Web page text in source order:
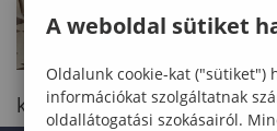
kinyit
A weboldal sütiket
Oldalunk cookie-kat ("sütiket")
információkat szolgáltatnak
oldallátogatási szokásairól.